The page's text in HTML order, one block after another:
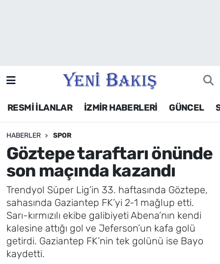
RESMİ İLANLAR İZMİR HABERLERİ GÜNCEL
HABERLER SPOR
Göztepe taraftarı önünde
son maçında kazandı
Trendyol Süper Lig’in 33. haftasında Göztepe,
sahasında Gaziantep FK’yi 2-1 mağlup etti.
Sarı-kırmızılı ekibe galibiyeti Abena’nın kendi
kalesine attığı gol ve Jeferson’un kafa golü
getirdi. Gaziantep FK’nin tek golünü ise Bayo
kaydetti.
Siyaset
Asayiş / Polis-Adliye
Magazin
Foto Galeri
Künye